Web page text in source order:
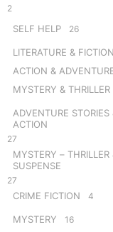
2
SELF HELP 26
LITERATURE & FICTION
ACTION &
MYSTERY & THRILLER
ADVENTURE STORIES
ACTION
27
MYSTERY – THRILLER
SUSPENSE
27
CRIME FICTION 4
MYSTERY 16